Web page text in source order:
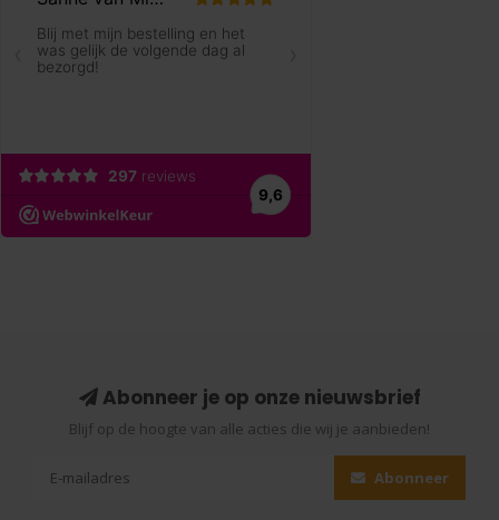
Abonneer je op onze nieuwsbrief
Blijf op de hoogte van alle acties die wij je aanbieden!
Abonneer